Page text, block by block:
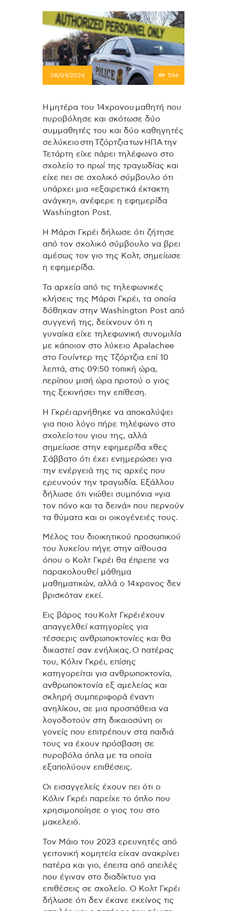
08/09/2024 594
Η μητέρα του 14χρονου μαθητή που
πυροβόλησε και σκότωσε δύο
συμμαθητές του και δύο καθηγητές
σε λύκειο στη Τζόρτζια των ΗΠΑ την
Τετάρτη είχε πάρει τηλέφωνο στο
σχολείο το πρωί της τραγωδίας και
είχε πει σε σχολικό σύμβουλο ότι
υπάρχει μια «εξαιρετικά έκτακτη
ανάγκη», ανέφερε η εφημερίδα
Washington Post.
Η Μάρσι Γκρέι δήλωσε ότι ζήτησε
από τον σχολικό σύμβουλο να βρει
αμέσως τον γιο της Κολτ, σημείωσε
η εφημερίδα.
Τα αρχεία από τις τηλεφωνικές
κλήσεις της Μάρσι Γκρέι, τα οποία
δόθηκαν στην Washington Post από
συγγενή της, δείχνουν ότι η
γυναίκα είχε τηλεφωνική συνομιλία
με κάποιον στο λύκειο Apalachee
στο Γουίντερ της Τζόρτζια επί 10
λεπτά, στις 09:50 τοπική ώρα,
περίπου μισή ώρα προτού ο γιος
της ξεκινήσει την επίθεση.
Η Γκρέι αρνήθηκε να αποκαλύψει
για ποιο λόγο πήρε τηλέφωνο στο
σχολείο του γιου της, αλλά
σημείωσε στην εφημερίδα χθες
Σάββατο ότι έχει ενημερώσει για
την ενέργειά της τις αρχές που
ερευνούν την τραγωδία. Εξάλλου
δήλωσε ότι νιώθει συμπόνια «για
τον πόνο και τα δεινά» που περνούν
τα θύματα και οι οικογένειές τους.
Μέλος του διοικητικού προσωπικού
του λυκείου πήγε στην αίθουσα
όπου ο Κολτ Γκρέι θα έπρεπε να
παρακολουθεί μάθημα
μαθηματικών, αλλά ο 14χρονος δεν
βρισκόταν εκεί.
Εις βάρος του Κολτ Γκρέι έχουν
απαγγελθεί κατηγορίες για
τέσσερις ανθρωποκτονίες και θα
δικαστεί σαν ενήλικας. Ο πατέρας
του, Κόλιν Γκρέι, επίσης
κατηγορείται για ανθρωποκτονία,
ανθρωποκτονία εξ αμελείας και
σκληρή συμπεριφορά έναντι
ανηλίκου, σε μια προσπάθεια να
λογοδοτούν στη δικαιοσύνη οι
γονείς που επιτρέπουν στα παιδιά
τους να έχουν πρόσβαση σε
πυροβόλα όπλα με τα οποία
εξαπολύουν επιθέσεις.
Οι εισαγγελείς έχουν πει ότι ο
Κόλιν Γκρέι παρείχε το όπλο που
χρησιμοποίησε ο γιος του στο
μακελειό.
Τον Μάιο του 2023 ερευνητές από
γειτονική κομητεία είχαν ανακρίνει
πατέρα και γιο, έπειτα από απειλές
που έγιναν στο διαδίκτυο για
επιθέσεις σε σχολείο. Ο Κολτ Γκρέι
δήλωσε ότι δεν έκανε εκείνος τις